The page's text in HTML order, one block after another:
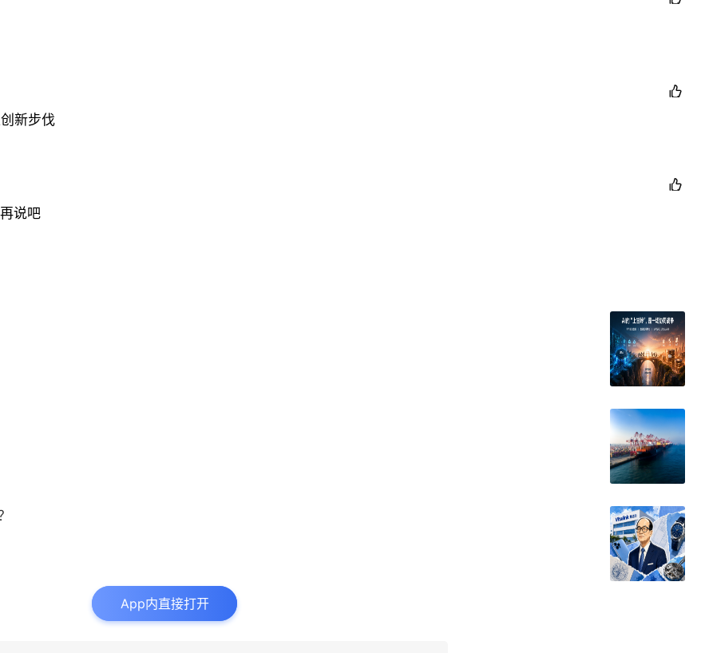
境转让试点、信贷资产跨境转让、跨境理财等业务。探索构建离岸金融制度框架，研究推出离岸银行理财等资产
。支持中国（上海）证券期货仲裁中心、上海国际经济贸易仲裁委员会与投资者保护机构的仲裁调解对接，加强
化解体系。
作机制。探索央地共建风险分担、补偿机制。
业协会、资产管理行业自律组织、资产管理类其他社会组织发展，促进相关社会组织间合作对接，提升行业服务
门沟通和金融科技赋能的重要载体平台。加强与全球资产管理中心城市的专业技术交流，做好上海全球资产管
上海全球资产管理中心建设报告和海外资产管理机构赴上海投资指南。强化资产管理行业文化建设。
才在落户、工作许可、永久居留以及人才居住等方面提供便利。支持符合条件的资产管理人才申报我市人才计
工智能+资产管理”复合型应用性紧缺人才培养，培育重点领域急需紧缺人才。
理机构使用数据出境负面清单和操作指引开展数据出境活动，依法依规探索制定更多金融领域及场景数据出境的
支持陆家嘴金融城深化全球资产管理伙伴计划，外滩金融集聚带打造全球资产管理创新生态，北外滩打响文化与财
境资产管理功能，提升各区服务与管理能力。
App内直接打开

新步伐

说吧